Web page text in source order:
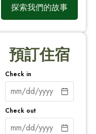
探索我們的故事
預訂住宿
Check in
Check out